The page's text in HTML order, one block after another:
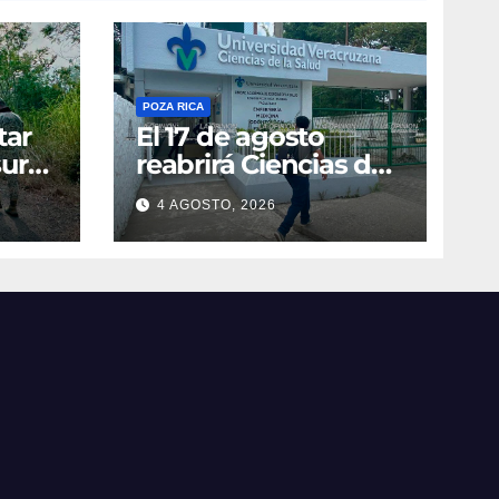
POZA RICA
El 17 de agosto
reabrirá Ciencias de
la Salud de UV
4 AGOSTO, 2026